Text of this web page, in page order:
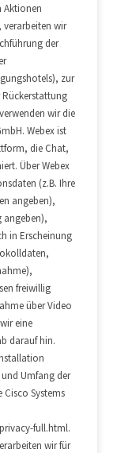
Aktionen
verarbeiten wir
der
zur
Rückerstattung
wir die
Webex ist
die Chat,
Über Webex
(z.B. Ihre
angeben),
angeben),
in Erscheinung
freiwillig
über Video
eine
darauf hin.
Umfang der
Systems
full.html.
wir für